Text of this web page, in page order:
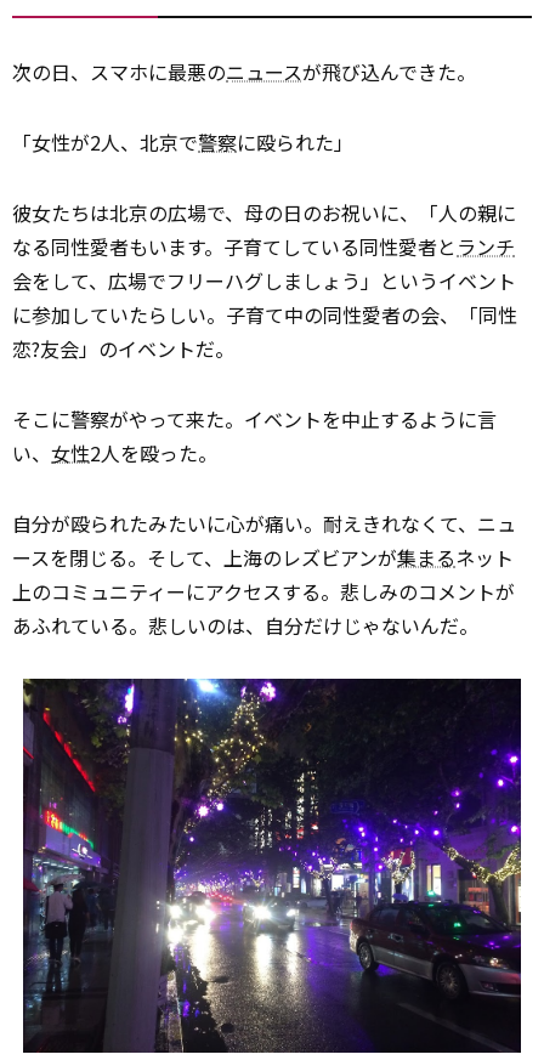
次の日、スマホに最悪のニュースが飛び込んできた。
「女性が2人、北京で警察に殴られた」
彼女たちは北京の広場で、母の日のお祝いに、「人の親に
なる同性愛者もいます。子育てしている同性愛者と ランチ
会をして、広場でフリーハグしましょう」というイベント
に参加していたらしい。子育て中の同性愛者の会、「同性
恋?友会」のイベントだ。
そこに警察がやって来た。イベントを中止するように言
い、 女性2人を殴った。
自分が殴られたみたいに心が痛い。耐えきれなくて、ニュ
ースを閉じる。そして、上海のレズビアンが集まるネット
上のコミュニティーにアクセスする。悲しみのコメントが
あふれている。悲しいのは、自分だけじゃないんだ。